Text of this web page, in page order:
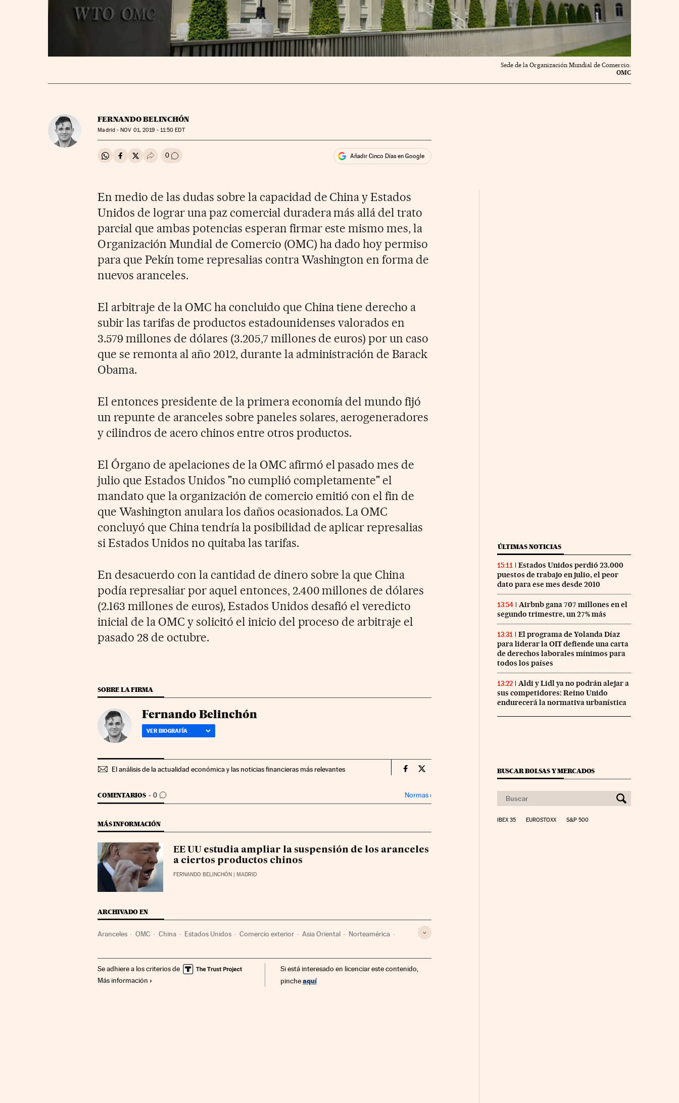
Sede de la Organización Mundial de Comercio.
OMC
FERNANDO BELINCHÓN
Madrid - NOV 01, 2019 - 11:50 EDT
Compartir en Whatsapp
Compartir en Facebook
Compartir en Twitter
Desplegar Redes Sociales
0 Ir a los comentarios Añadir Cinco Días en Google
En medio de las dudas sobre la capacidad de China y Estados
Unidos de lograr una paz comercial duradera más allá del trato
parcial que ambas potencias esperan firmar este mismo mes, la
Organización Mundial de Comercio (OMC) ha dado hoy permiso
para que Pekín tome represalias contra Washington en forma de
nuevos aranceles.
El arbitraje de la OMC ha concluido que China tiene derecho a
subir las tarifas de productos estadounidenses valorados en
3.579 millones de dólares (3.205,7 millones de euros)por un caso
que se remonta al año 2012, durante la administración de Barack
Obama.
El entonces presidente de la primera economía del mundo fijó
un repunte de aranceles sobre paneles solares, aerogeneradores
y cilindros de acero chinos entre otros productos.
El Órgano de apelaciones de la OMC afirmó el pasado mes de
julio que Estados Unidos "no cumplió completamente" el
mandato que la organización de comercio emitió con el fin de
que Washington anulara los daños ocasionados. La OMC
concluyó que China tendría la posibilidad de aplicar represalias
si Estados Unidos no quitaba las tarifas.
En desacuerdo con la cantidad de dinero sobre la que China
podía represaliar por aquel entonces,2.400 millones de dólares
(2.163 millones de euros), Estados Unidos desafió el veredicto
inicial de la OMC y solicitó el inicio del proceso de arbitraje el
pasado 28 de octubre.
SOBRE LA FIRMA
Fernando Belinchón
VER BIOGRAFÍA
El análisis de la actualidad económica y las noticias financieras más relevantes Economia Cinco Días en Facebook
Economia Cinco Días en Twitter
COMENTARIOS 0
IR A LOS COMENTARIOS Normas›
MÁS INFORMACIÓN
EE UU estudia ampliar la suspensión de los aranceles
a ciertos productos chinos
FERNANDO BELINCHÓN | MADRID
ARCHIVADO EN
Aranceles OMC China Estados Unidos Comercio exterior Asia Oriental Norteamérica
Se adhiere a los criterios de
Más información
Si está interesado en licenciar este contenido,
pincheaquí
ÚLTIMAS NOTICIAS
15:11
Estados Unidos perdió 23.000
puestos de trabajo en julio, el peor
dato para ese mes desde 2010
13:54
Airbnb gana 707 millones en el
segundo trimestre, un 27% más
13:31
El programa de Yolanda Díaz
para liderar la OIT defiende una carta
de derechos laborales mínimos para
todos los países
13:22
Aldi y Lidl ya no podrán alejar a
sus competidores: Reino Unido
endurecerá la normativa urbanística
BUSCAR BOLSAS Y MERCADOS
IBEX 35 EUROSTOXX S&P 500